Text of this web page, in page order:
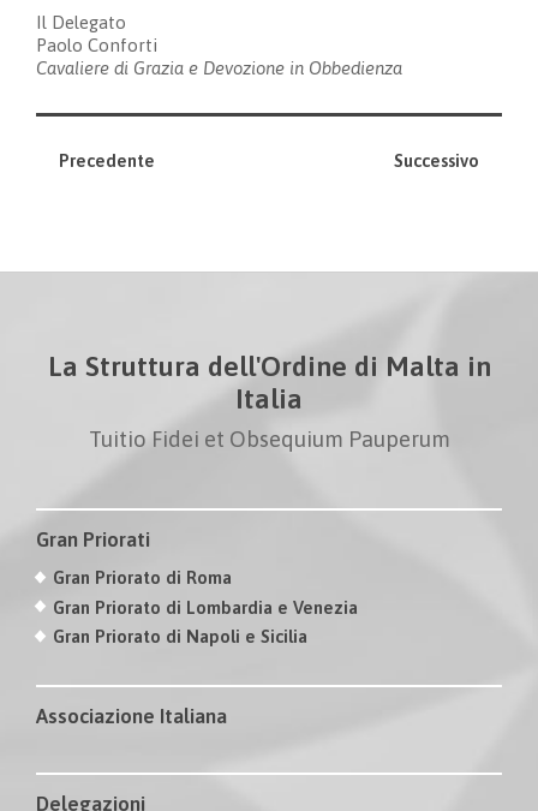
Il Delegato
Paolo Conforti
Cavaliere di Grazia e Devozione in Obbedienza
Precedente Successivo
La Struttura dell'Ordine di Malta in
Italia
Tuitio Fidei et Obsequium Pauperum
Gran Priorati
Gran Priorato di Roma
Gran Priorato di Lombardia e Venezia
Gran Priorato di Napoli e Sicilia
Associazione Italiana
Delegazioni